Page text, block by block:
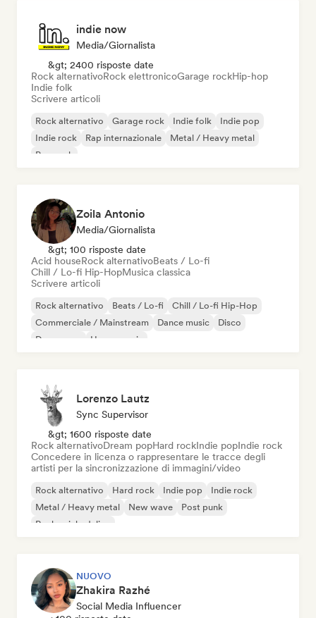
indie now
Media/Giornalista
&gt; 2400 risposte date
Rock alternativoRock elettronicoGarage rockHip-hop
Indie folk
Scrivere articoli
Rock alternativo Garage rock Indie folk
Indie pop
Indie rock
Rap internazionale
Metal / Heavy metal
Pop rock
Zoila Antonio
Media/Giornalista
&gt; 100 risposte date
Acid houseRock alternativoBeats / Lo-fi
Chill / Lo-fi Hip-HopMusica classica
Scrivere articoli
Rock alternativo Beats / Lo-fi
Chill / Lo-fi Hip-Hop
Commerciale / Mainstream
Dance music
Disco
Dream pop
House music
Lorenzo Lautz
Sync Supervisor
&gt; 1600 risposte date
Rock alternativoDream popHard rockIndie popIndie rock
Concedere in licenza o rappresentare le tracce degli
artisti per la sincronizzazione di immagini/video
Rock alternativo Hard rock Indie pop
Indie rock
Metal / Heavy metal
New wave
Post punk
Rock psichedelico
NUOVO
Zhakira Razhé
Social Media Influencer